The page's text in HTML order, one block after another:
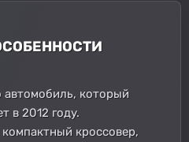
который
в 2012 году.
кроссовер,